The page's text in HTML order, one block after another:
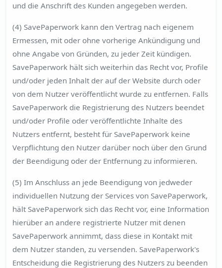
und die Anschrift des Kunden angegeben werden.
(4) SavePaperwork kann den Vertrag nach eigenem
Ermessen, mit oder ohne vorherige Ankündigung und
ohne Angabe von Gründen, zu jeder Zeit kündigen.
SavePaperwork hält sich weiterhin das Recht vor, Profile
und/oder jeden Inhalt der auf der Website durch oder
von dem Nutzer veröffentlicht wurde zu entfernen. Falls
SavePaperwork die Registrierung des Nutzers beendet
und/oder Profile oder veröffentlichte Inhalte des
Nutzers entfernt, besteht für SavePaperwork keine
Verpflichtung den Nutzer darüber noch über den Grund
der Beendigung oder der Entfernung zu informieren.
(5) Im Anschluss an jede Beendigung von jedweder
individuellen Nutzung der Services von SavePaperwork,
hält SavePaperwork sich das Recht vor, eine Information
hierüber an andere registrierte Nutzer mit denen
SavePaperwork annimmt, dass diese in Kontakt mit
dem Nutzer standen, zu versenden. SavePaperwork's
Entscheidung die Registrierung des Nutzers zu beenden